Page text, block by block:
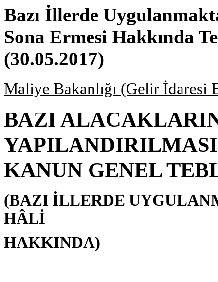
Bazı İllerde
Sona Ermesi Hakkında
(30.05.2017)
Maliye Bakanlığı (Gelir İdaresi
BAZI
KANUN GENEL
(BAZI İLLERDE
HÂLİ
HAKKINDA)